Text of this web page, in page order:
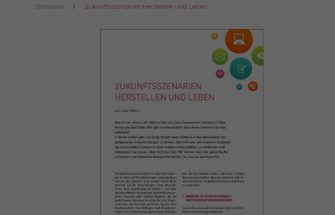
Startseite Zukunftsszenarien Herstellen und Leben